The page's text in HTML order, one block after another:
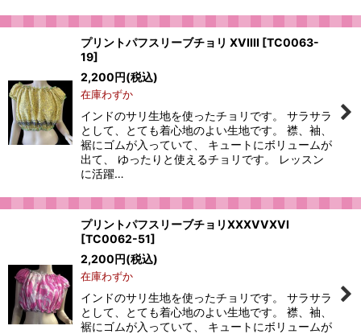
プリントパフスリーブチョリ XVIIII [TC0063-
19]
2,200円(税込)
在庫わずか
インドのサリ生地を使ったチョリです。 サラサラ
として、とても着心地のよい生地です。 襟、袖、
裾にゴムが入っていて、 キュートにボリュームが
出て、 ゆったりと使えるチョリです。 レッスン
に活躍…
プリントパフスリーブチョリXXXVVXVI
[TC0062-51]
2,200円(税込)
在庫わずか
インドのサリ生地を使ったチョリです。 サラサラ
として、とても着心地のよい生地です。 襟、袖、
裾にゴムが入っていて、 キュートにボリュームが